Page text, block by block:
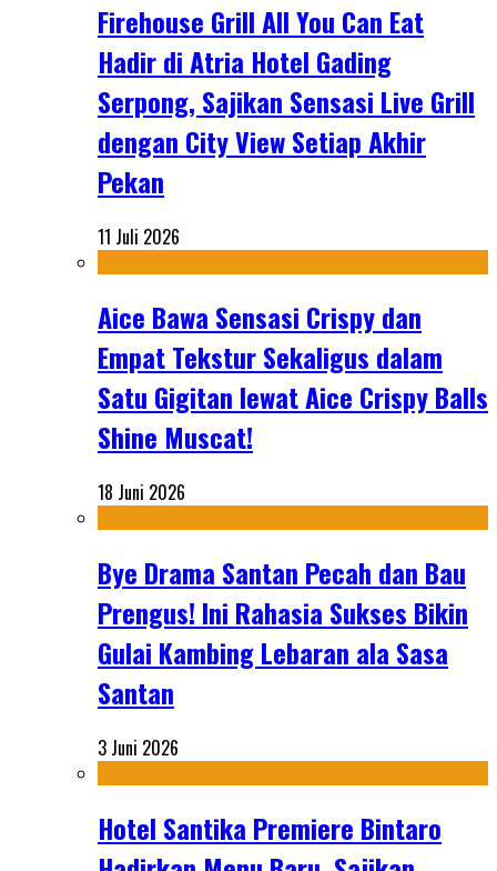
Firehouse Grill All You Can Eat
Hadir di Atria Hotel Gading
Serpong, Sajikan Sensasi Live Grill
dengan City View Setiap Akhir
Pekan
11 Juli 2026
Aice Bawa Sensasi Crispy dan
Empat Tekstur Sekaligus dalam
Satu Gigitan lewat Aice Crispy Balls
Shine Muscat!
18 Juni 2026
Bye Drama Santan Pecah dan Bau
Prengus! Ini Rahasia Sukses Bikin
Gulai Kambing Lebaran ala Sasa
Santan
3 Juni 2026
Hotel Santika Premiere Bintaro